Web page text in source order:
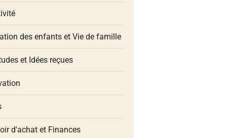
des enfants et Vie de famille
et Idées reçues
d'achat et Finances